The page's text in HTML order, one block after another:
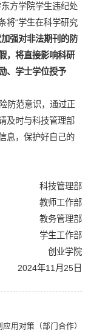
方学院学生违纪处
将“学生在科学研究
加强对非法期刊的防
，将直接影响科研
、学士学位授予
防范意识，通过正
及时与科技管理部
息，保护好自己的
科技管理部
教师工作部
教务管理部
学生工作部
创业学院
2024年11月25日
用对策（部门合作）